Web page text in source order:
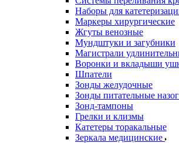
Наборы для
Маркеры хирургические
Жгуты венозные
Мундштуки и загубники
Магистрали
Воронки и вкладыши
Шпатели
Зонды желудочные
Зонды питательные
Зонд-тампоны
Грелки и клизмы
Катетеры торакальные
Зеркала медицинские